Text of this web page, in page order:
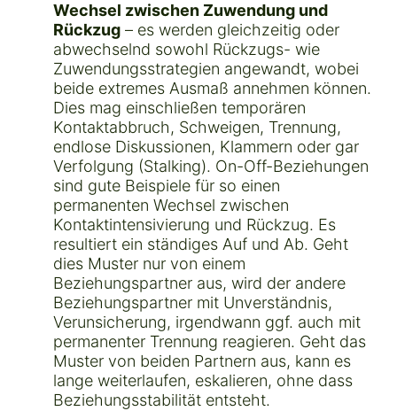
Wechsel zwischen Zuwendung und
Rückzug – es werden gleichzeitig oder
abwechselnd sowohl Rückzugs- wie
Zuwendungsstrategien angewandt, wobei
beide extremes Ausmaß annehmen können.
Dies mag einschließen temporären
Kontaktabbruch, Schweigen, Trennung,
endlose Diskussionen, Klammern oder gar
Verfolgung (Stalking). On-Off-Beziehungen
sind gute Beispiele für so einen
permanenten Wechsel zwischen
Kontaktintensivierung und Rückzug. Es
resultiert ein ständiges Auf und Ab. Geht
dies Muster nur von einem
Beziehungspartner aus, wird der andere
Beziehungspartner mit Unverständnis,
Verunsicherung, irgendwann ggf. auch mit
permanenter Trennung reagieren. Geht das
Muster von beiden Partnern aus, kann es
lange weiterlaufen, eskalieren, ohne dass
Beziehungsstabilität entsteht.